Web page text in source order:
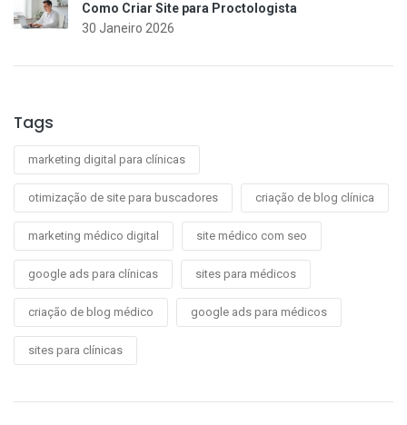
Como Criar Site para Proctologista
30 Janeiro 2026
Tags
marketing digital para clínicas
otimização de site para buscadores criação de blog clínica
marketing médico digital site médico com seo
google ads para clínicas sites para médicos
criação de blog médico google ads para médicos
sites para clínicas